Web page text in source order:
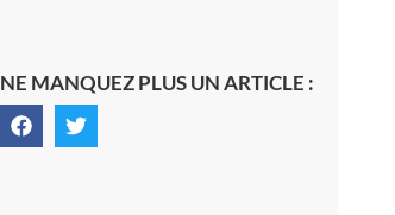
NE MANQUEZ PLUS UN ARTICLE :